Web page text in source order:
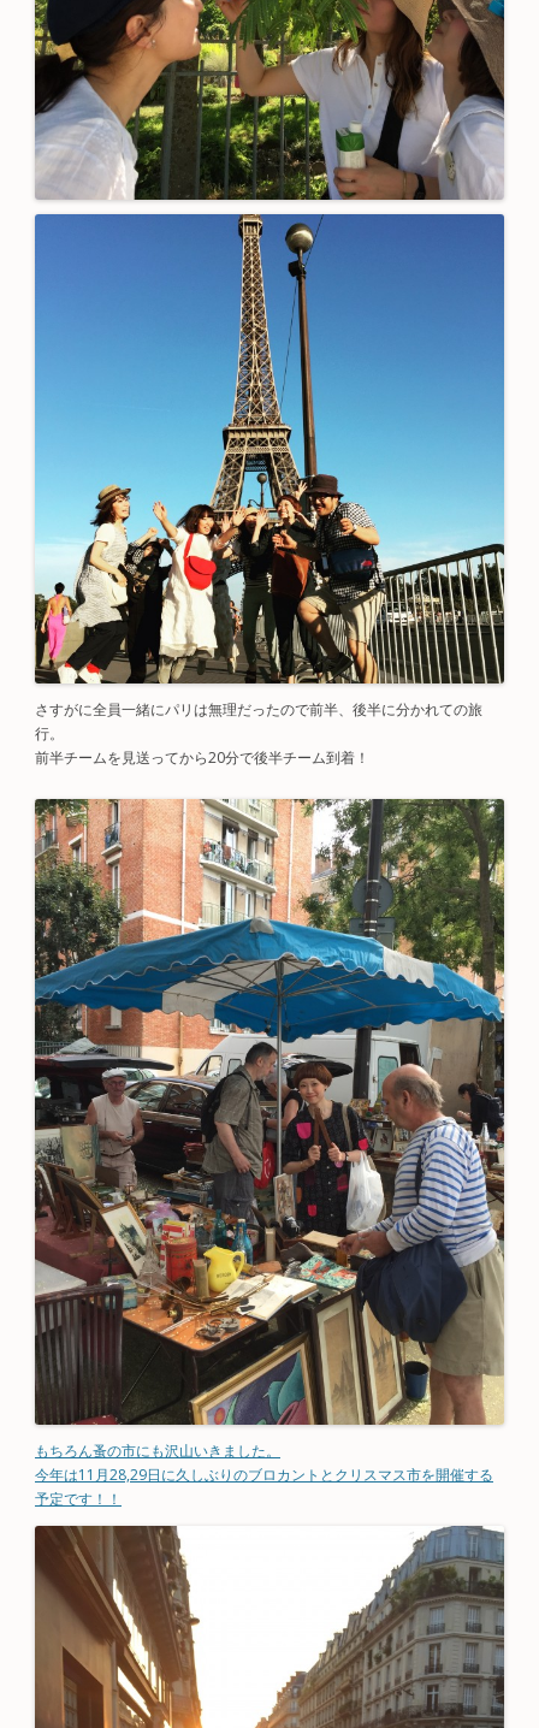
さすがに全員一緒にパリは無理だったので前半、後半に分かれての旅
行。
前半チームを見送ってから20分で後半チーム到着！
もちろん蚤の市にも沢山いきました。
今年は11月28,29日に久しぶりのブロカントとクリスマス市を開催する
予定です！！